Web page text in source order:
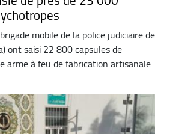
mobile de la police judiciaire de
ont saisi 22 800 capsules de
arme à feu de fabrication artisanale